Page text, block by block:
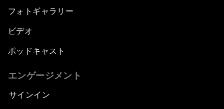
フォトギャラリー
ビデオ
ポッドキャスト
エンゲージメント
サインイン